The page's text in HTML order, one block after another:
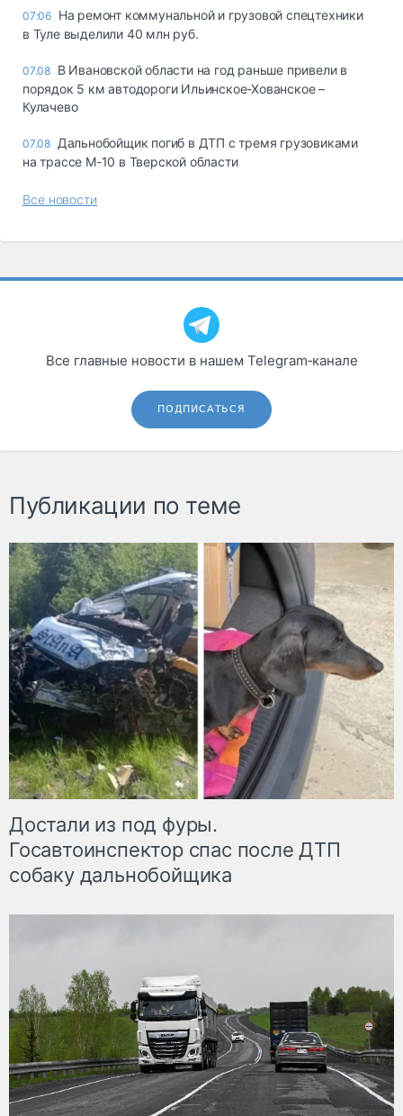
07:06 На ремонт коммунальной и грузовой спецтехники
в Туле выделили 40 млн руб.
07.08 В Ивановской области на год раньше привели в
порядок 5 км автодороги Ильинское-Хованское –
Кулачево
07.08 Дальнобойщик погиб в ДТП с тремя грузовиками
на трассе М-10 в Тверской области
Все новости
Все главные новости в нашем Telegram‑канале
ПОДПИСАТЬСЯ
Публикации по теме
Достали из под фуры.
Госавтоинспектор спас после ДТП
собаку дальнобойщика